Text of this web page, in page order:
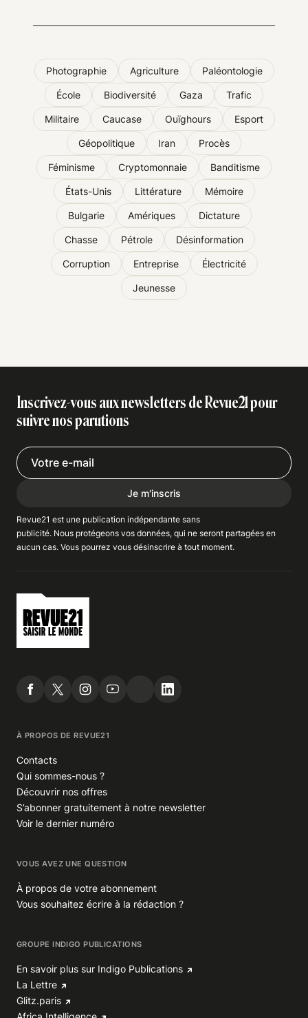
Photographie Agriculture Paléontologie
École Biodiversité Gaza Trafic
Militaire Caucase Ouïghours Esport
Géopolitique Iran Procès
Féminisme Cryptomonnaie Banditisme
États-Unis Littérature Mémoire
Bulgarie Amériques Dictature
Chasse Pétrole Désinformation
Corruption Entreprise Électricité
Jeunesse
Inscrivez-vous aux newsletters de Revue21 pour
suivre nos parutions
Je m'inscris
Revue21 est une publication indépendante sans
publicité. Nous protégeons vos données, qui ne seront partagées en
aucun cas. Vous pourrez vous désinscrire à tout moment.
À PROPOS DE REVUE21
Contacts
Qui sommes-nous ?
Découvrir nos offres
S’abonner gratuitement à notre newsletter
Voir le dernier numéro
VOUS AVEZ UNE QUESTION
À propos de votre abonnement
Vous souhaitez écrire à la rédaction ?
GROUPE INDIGO PUBLICATIONS
En savoir plus sur Indigo Publications
La Lettre
Glitz.paris